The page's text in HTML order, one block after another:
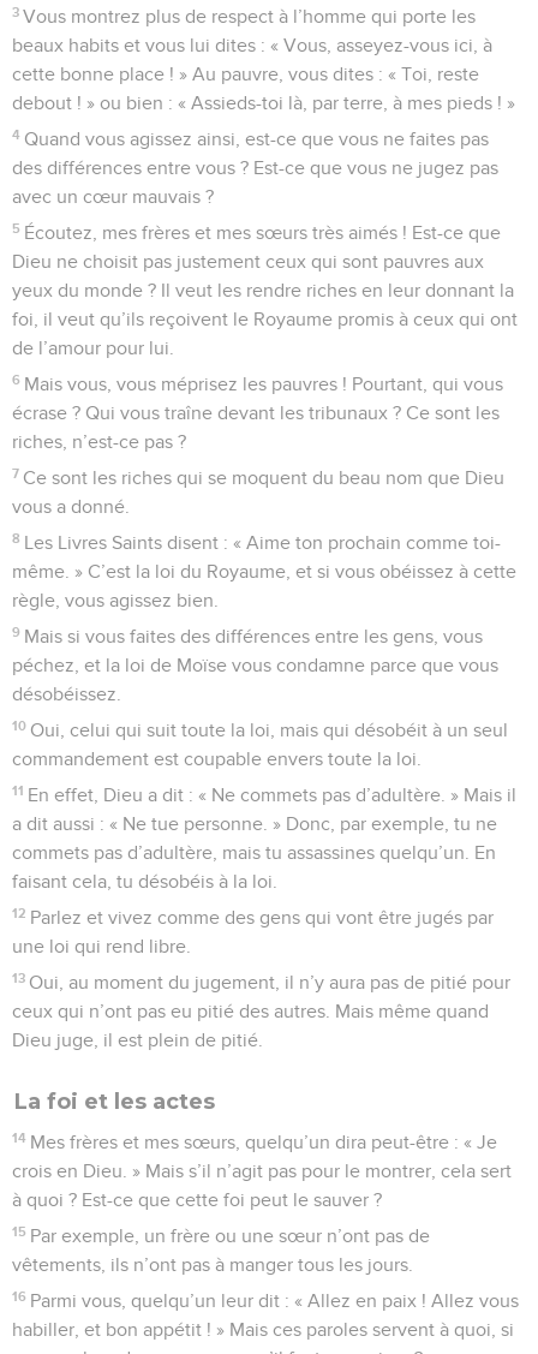
3 Vous montrez plus de respect à l’homme qui porte les
beaux habits et vous lui dites : « Vous, asseyez-vous ici, à
cette bonne place ! » Au pauvre, vous dites : « Toi, reste
debout ! » ou bien : « Assieds-toi là, par terre, à mes pieds ! »
4 Quand vous agissez ainsi, est-ce que vous ne faites pas
des différences entre vous ? Est-ce que vous ne jugez pas
avec un cœur mauvais ?
5 Écoutez, mes frères et mes sœurs très aimés ! Est-ce que
Dieu ne choisit pas justement ceux qui sont pauvres aux
yeux du monde ? Il veut les rendre riches en leur donnant la
foi, il veut qu’ils reçoivent le Royaume promis à ceux qui ont
de l’amour pour lui.
6 Mais vous, vous méprisez les pauvres ! Pourtant, qui vous
écrase ? Qui vous traîne devant les tribunaux ? Ce sont les
riches, n’est-ce pas ?
7 Ce sont les riches qui se moquent du beau nom que Dieu
vous a donné.
8 Les Livres Saints disent : « Aime ton prochain comme toi-
même. » C’est la loi du Royaume, et si vous obéissez à cette
règle, vous agissez bien.
9 Mais si vous faites des différences entre les gens, vous
péchez, et la loi de Moïse vous condamne parce que vous
désobéissez.
10 Oui, celui qui suit toute la loi, mais qui désobéit à un seul
commandement est coupable envers toute la loi.
11 En effet, Dieu a dit : « Ne commets pas d’adultère. » Mais il
a dit aussi : « Ne tue personne. » Donc, par exemple, tu ne
commets pas d’adultère, mais tu assassines quelqu’un. En
faisant cela, tu désobéis à la loi.
12 Parlez et vivez comme des gens qui vont être jugés par
une loi qui rend libre.
13 Oui, au moment du jugement, il n’y aura pas de pitié pour
ceux qui n’ont pas eu pitié des autres. Mais même quand
Dieu juge, il est plein de pitié.
La foi et les actes
14 Mes frères et mes sœurs, quelqu’un dira peut-être : « Je
crois en Dieu. » Mais s’il n’agit pas pour le montrer, cela sert
à quoi ? Est-ce que cette foi peut le sauver ?
15 Par exemple, un frère ou une sœur n’ont pas de
vêtements, ils n’ont pas à manger tous les jours.
16 Parmi vous, quelqu’un leur dit : « Allez en paix ! Allez vous
habiller, et bon appétit ! » Mais ces paroles servent à quoi, si